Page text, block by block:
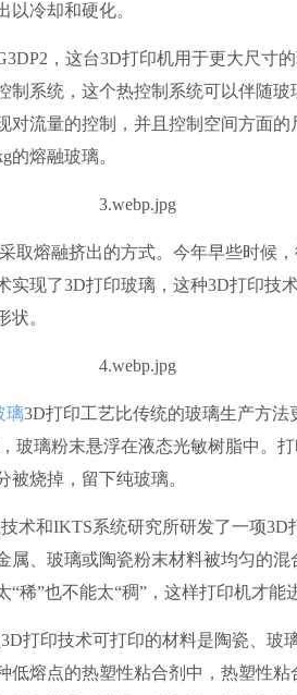
以冷却和硬化。
，这台3D打印机用于更大尺寸的
制系统，这个热控制系统可以伴随
对流量的控制，并且控制空间方面的
的熔融玻璃。
熔融挤出的方式。今年早些时候，
实现了3D打印玻璃，这种3D打印技
状。
璃3D打印工艺比传统的玻璃生产方法
玻璃粉末悬浮在液态光敏树脂中。
烧掉，留下纯玻璃。
术和IKTS系统研究所研发了一项3D
属、玻璃或陶瓷粉末材料被均匀的
稀”也不能太“稠”，这样打印机才能
打印技术可打印的材料是陶瓷、玻
低熔点的热塑性粘合剂中，热塑性粘